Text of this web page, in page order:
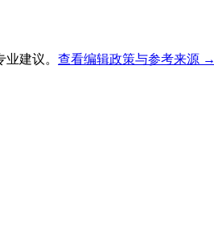
建议。 查看编辑政策与参考来源 →